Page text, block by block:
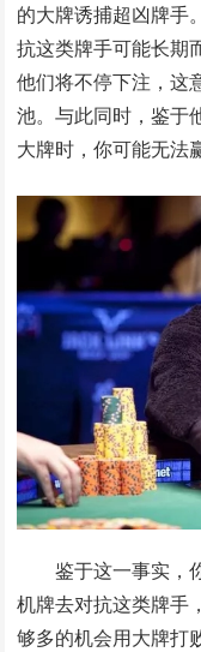
的大牌诱捕超凶牌手
抗这类牌手可能长期
他们将不停下注，这
池。与此同时，鉴于
大牌时，你可能无法
鉴于这一事实，
机牌去对抗这类牌手
够多的机会用大牌打